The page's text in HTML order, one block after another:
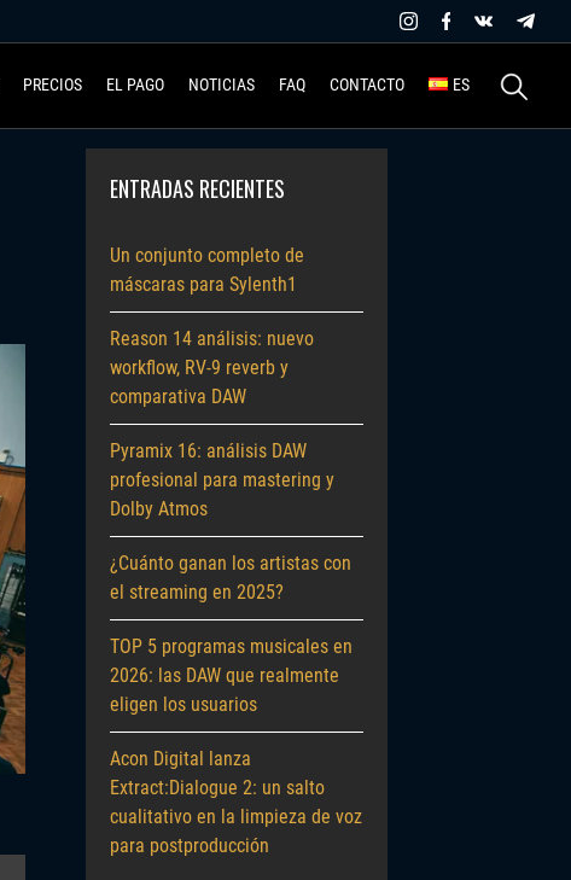
PRECIOS EL PAGO NOTICIAS FAQ CONTACTO ES Buscar:
ENTRADAS RECIENTES
Un conjunto completo de
máscaras para Sylenth1
Reason 14 análisis: nuevo
workflow, RV-9 reverb y
comparativa DAW
Pyramix 16: análisis DAW
profesional para mastering y
Dolby Atmos
¿Cuánto ganan los artistas con
el streaming en 2025?
TOP 5 programas musicales en
2026: las DAW que realmente
eligen los usuarios
Acon Digital lanza
Extract:Dialogue 2: un salto
cualitativo en la limpieza de voz
para postproducción